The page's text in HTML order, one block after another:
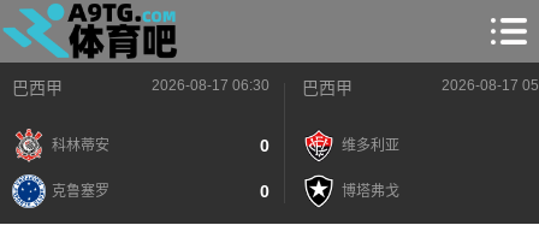
巴西甲 2026-08-17 06:30
科林蒂安 0
克鲁塞罗 0
巴西甲 2026-08-17
维多利亚
博塔弗戈